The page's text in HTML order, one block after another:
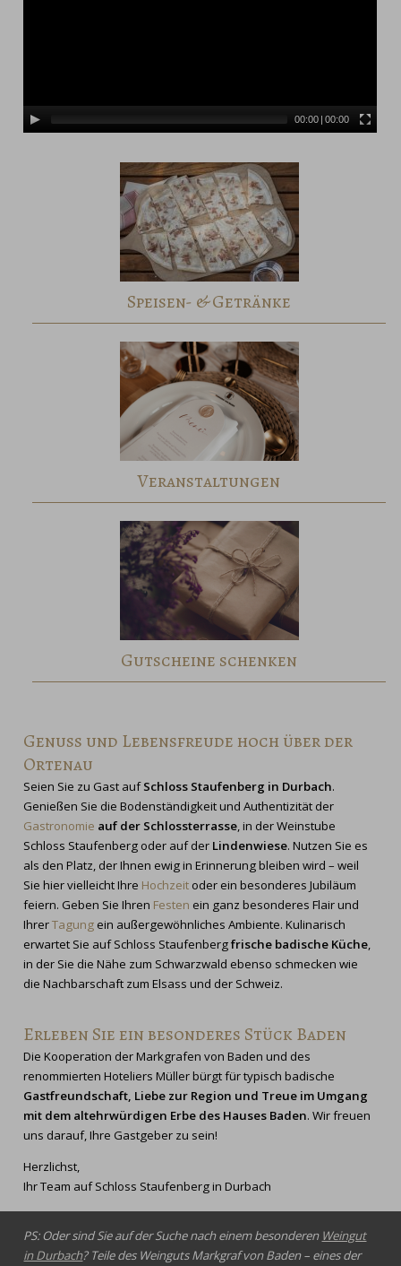
00:00 | 00:00
Speisen- & Getränke
Veranstaltungen
Gutscheine schenken
Genuss und Lebensfreude hoch über der
Ortenau
Seien Sie zu Gast aufSchloss Staufenberg in Durbach.
Genießen Sie die Bodenständigkeit und Authentizität der
Gastronomie auf der Schlossterrasse, in der Weinstube
Schloss Staufenberg oder auf der Lindenwiese. Nutzen Sie es
als den Platz, der Ihnen ewig in Erinnerung bleiben wird – weil
Sie hier vielleicht Ihre Hochzeit oder ein besonderes Jubiläum
feiern. Geben Sie Ihren Festen ein ganz besonderes Flair und
IhrerTagung ein außergewöhnliches Ambiente. Kulinarisch
erwartet Sie auf Schloss Staufenbergfrische badische Küche,
in der Sie die Nähe zum Schwarzwald ebenso schmecken wie
die Nachbarschaft zum Elsass und der Schweiz.
Erleben Sie ein besonderes Stück Baden
Die Kooperation der Markgrafen von Baden und des
renommierten Hoteliers Müller bürgt für typisch badische
Gastfreundschaft, Liebe zur Region und Treue im Umgang
mit dem altehrwürdigen Erbe des Hauses Baden. Wir freuen
uns darauf, Ihre Gastgeber zu sein!
Herzlichst,
Ihr Team auf Schloss Staufenberg in Durbach
PS: Oder sind Sie auf der Suche nach einem besonderen Weingut
in Durbach? Teile des Weinguts Markgraf von Baden – eines der